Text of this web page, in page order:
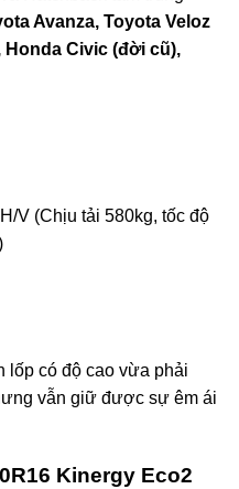
Avanza, Toyota Veloz
Honda Civic (đời cũ),
V (Chịu tải 580kg, tốc độ
lốp có độ cao vừa phải
vẫn giữ được sự êm ái
Kinergy Eco2